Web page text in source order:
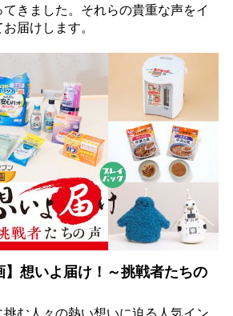
きました。それらの貴重な声をイ
届けします。
】想いよ届け！～挑戦者たちの
む人々の熱い想いに迫る人気イン